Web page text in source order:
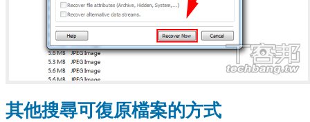
其他搜尋可復原檔案的方式